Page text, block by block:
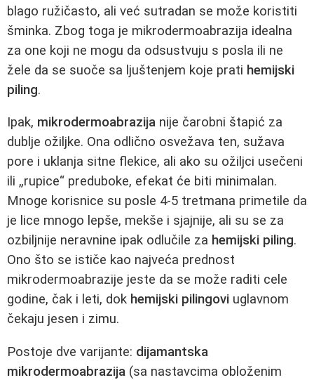
blago ružičasto, ali već sutradan se može koristiti
šminka. Zbog toga je mikrodermoabrazija idealna
za one koji ne mogu da odsustvuju s posla ili ne
žele da se suoče sa ljuštenjem koje prati hemijski
piling.
Ipak, mikrodermoabrazija nije čarobni štapić za
dublje ožiljke. Ona odlično osvežava ten, sužava
pore i uklanja sitne flekice, ali ako su ožiljci usečeni
ili „rupice“ preduboke, efekat će biti minimalan.
Mnoge korisnice su posle 4-5 tretmana primetile da
je lice mnogo lepše, mekše i sjajnije, ali su se za
ozbiljnije neravnine ipak odlučile za hemijski piling.
Ono što se ističe kao najveća prednost
mikrodermoabrazije jeste da se može raditi cele
godine, čak i leti, dok hemijski pilingovi uglavnom
čekaju jesen i zimu.
Postoje dve varijante: dijamantska
mikrodermoabrazija (sa nastavcima obloženim